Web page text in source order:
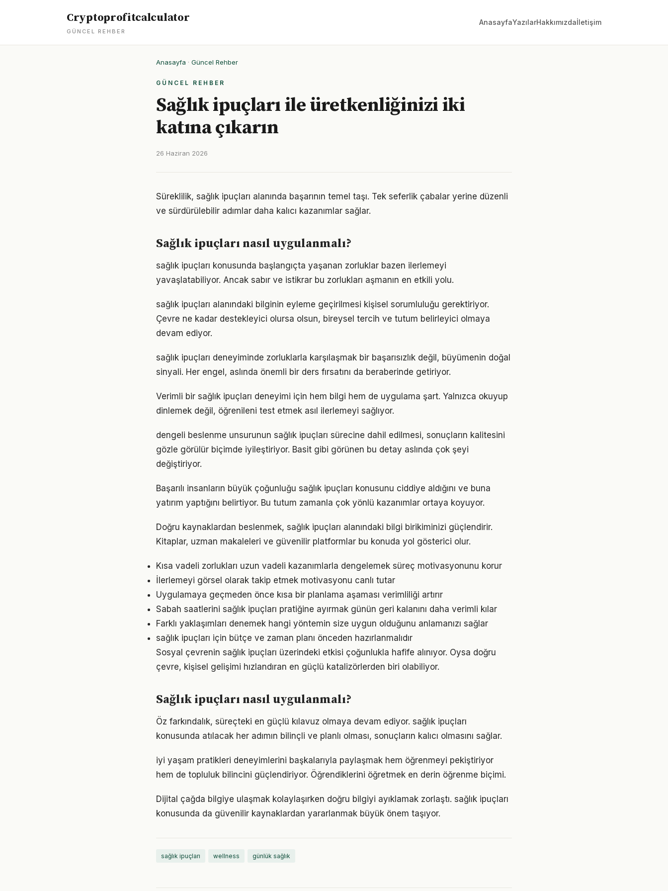
Cryptoprofitcalculator
GÜNCEL REHBER
AnasayfaYazılarHakkımızdaİletişim
Anasayfa · Güncel Rehber
GÜNCEL REHBER
Sağlık ipuçları ile üretkenliğinizi iki
katına çıkarın
26 Haziran 2026
Süreklilik, sağlık ipuçları alanında başarının temel taşı. Tek seferlik çabalar yerine düzenli
ve sürdürülebilir adımlar daha kalıcı kazanımlar sağlar.
Sağlık ipuçları nasıl uygulanmalı?
sağlık ipuçları konusunda başlangıçta yaşanan zorluklar bazen ilerlemeyi
yavaşlatabiliyor. Ancak sabır ve istikrar bu zorlukları aşmanın en etkili yolu.
sağlık ipuçları alanındaki bilginin eyleme geçirilmesi kişisel sorumluluğu gerektiriyor.
Çevre ne kadar destekleyici olursa olsun, bireysel tercih ve tutum belirleyici olmaya
devam ediyor.
sağlık ipuçları deneyiminde zorluklarla karşılaşmak bir başarısızlık değil, büyümenin doğal
sinyali. Her engel, aslında önemli bir ders fırsatını da beraberinde getiriyor.
Verimli bir sağlık ipuçları deneyimi için hem bilgi hem de uygulama şart. Yalnızca okuyup
dinlemek değil, öğrenileni test etmek asıl ilerlemeyi sağlıyor.
dengeli beslenme unsurunun sağlık ipuçları sürecine dahil edilmesi, sonuçların kalitesini
gözle görülür biçimde iyileştiriyor. Basit gibi görünen bu detay aslında çok şeyi
değiştiriyor.
Başarılı insanların büyük çoğunluğu sağlık ipuçları konusunu ciddiye aldığını ve buna
yatırım yaptığını belirtiyor. Bu tutum zamanla çok yönlü kazanımlar ortaya koyuyor.
Doğru kaynaklardan beslenmek, sağlık ipuçları alanındaki bilgi birikiminizi güçlendirir.
Kitaplar, uzman makaleleri ve güvenilir platformlar bu konuda yol gösterici olur.
Kısa vadeli zorlukları uzun vadeli kazanımlarla dengelemek süreç motivasyonunu korur
İlerlemeyi görsel olarak takip etmek motivasyonu canlı tutar
Uygulamaya geçmeden önce kısa bir planlama aşaması verimliliği artırır
Sabah saatlerini sağlık ipuçları pratiğine ayırmak günün geri kalanını daha verimli kılar
Farklı yaklaşımları denemek hangi yöntemin size uygun olduğunu anlamanızı sağlar
sağlık ipuçları için bütçe ve zaman planı önceden hazırlanmalıdır
Sosyal çevrenin sağlık ipuçları üzerindeki etkisi çoğunlukla hafife alınıyor. Oysa doğru
çevre, kişisel gelişimi hızlandıran en güçlü katalizörlerden biri olabiliyor.
Sağlık ipuçları nasıl uygulanmalı?
Öz farkındalık, süreçteki en güçlü kılavuz olmaya devam ediyor. sağlık ipuçları
konusunda atılacak her adımın bilinçli ve planlı olması, sonuçların kalıcı olmasını sağlar.
iyi yaşam pratikleri deneyimlerini başkalarıyla paylaşmak hem öğrenmeyi pekiştiriyor
hem de topluluk bilincini güçlendiriyor. Öğrendiklerini öğretmek en derin öğrenme biçimi.
Dijital çağda bilgiye ulaşmak kolaylaşırken doğru bilgiyi ayıklamak zorlaştı. sağlık ipuçları
konusunda da güvenilir kaynaklardan yararlanmak büyük önem taşıyor.
sağlık ipuçları wellness günlük sağlık